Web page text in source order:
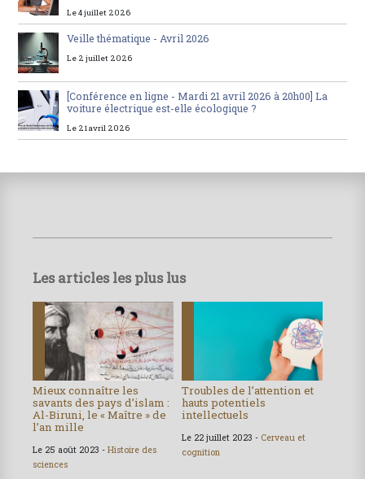
Le 4 juillet 2026
Veille thématique - Avril 2026
Le 2 juillet 2026
[Conférence en ligne - Mardi 21 avril 2026 à 20h00] La
voiture électrique est-elle écologique ?
Le 21 avril 2026
Les articles les plus lus
Mieux connaître les
savants des pays d’islam :
Al-Biruni, le « Maître » de
l’an mille
Le 25 août 2023 - Histoire des
sciences
Troubles de l’attention et
hauts potentiels
intellectuels
Le 22 juillet 2023 - Cerveau et
cognition